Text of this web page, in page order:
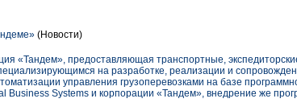
(Новости)
«Тандем», предоставляющая транспортные,
на разработке, реализации и
управления грузоперевозками на базе
Business Systems и корпорации «Тандем», внедрение же